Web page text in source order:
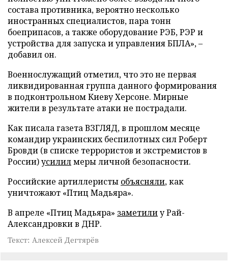
состава противника, вероятно несколько
иностранных специалистов, пара тонн
боеприпасов, а также оборудование РЭБ, РЭР и
устройства для запуска и управления БПЛА», –
добавил он.
Военнослужащий отметил, что это не первая
ликвидированная группа данного формирования
в подконтрольном Киеву Херсоне. Мирные
жители в результате атаки не пострадали.
Как писала газета ВЗГЛЯД, в прошлом месяце
командир украинских беспилотных сил Роберт
Бровди (в списке террористов и экстремистов в
России)усилилмеры личной безопасности.
Российские артиллеристы объясняли, как
уничтожают «Птиц Мадьяра».
В апреле «Птиц Мадьяра» заметилиу Рай-
Александровки в ДНР.
Текст: Алексей Дегтярёв